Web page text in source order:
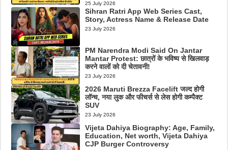
25 July 2026
Sihran Ratri App Web Series Cast,
Story, Actress Name & Release Date
23 July 2026
PM Narendra Modi Said On Jantar
Mantar Protest: छात्रों के भविष्य से खिलवाड़
करने वालों को दी चेतावनी!
23 July 2026
2026 Maruti Brezza Facelift जल्द होगी
लॉन्च, नया लुक और फीचर्स से लेस होगी कम्पैक्ट
SUV
23 July 2026
Vijeta Dahiya Biography: Age, Family,
Education, Net worth, Vijeta Dahiya
CJP Burger Controversy